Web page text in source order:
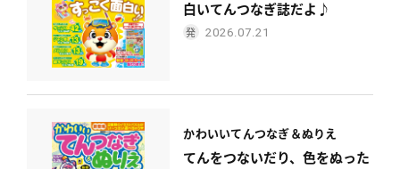
白いてんつなぎ誌だよ♪
2026.07.21
かわいいてんつなぎ＆ぬりえ
てんをつないだり、色をぬった